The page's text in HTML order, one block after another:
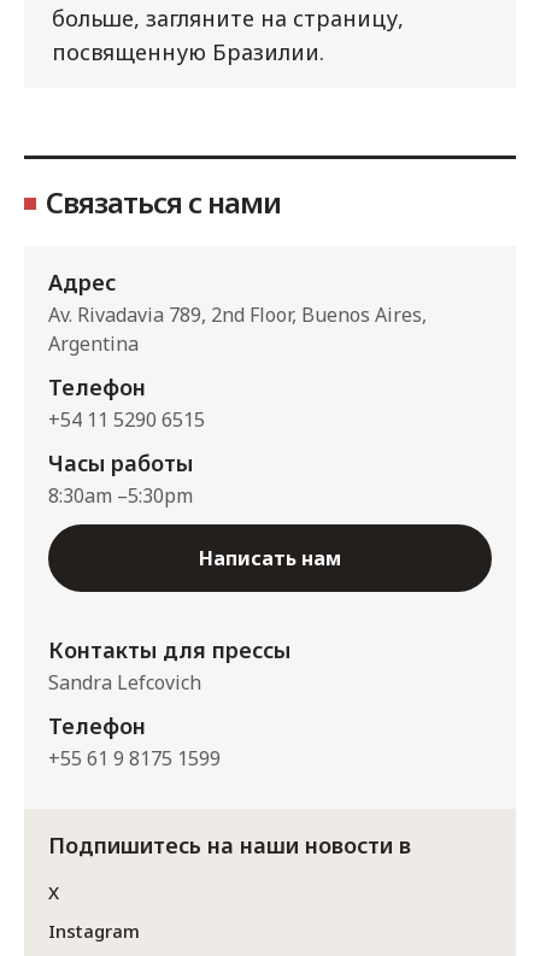
больше, загляните на страницу,
посвященную Бразилии.
Связаться с нами
Адрес
Av. Rivadavia 789, 2nd Floor, Buenos Aires,
Argentina
Телефон
+54 11 5290 6515
Часы работы
8:30am –5:30pm
Написать нам
Контакты для прессы
Sandra Lefcovich
Телефон
+55 61 9 8175 1599
Подпишитесь на наши новости в
X
Instagram